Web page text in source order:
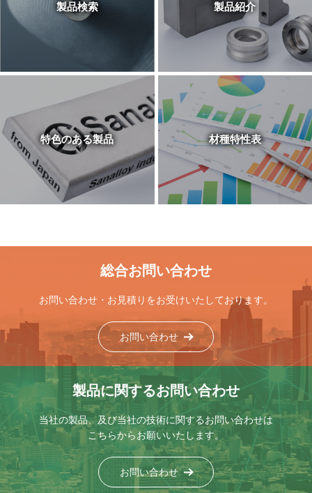
製品検索 製品紹介
特色のある製品 材種特性表
総合お問い合わせ
お問い合わせ・お見積りをお受けいたしております。
お問い合わせ
製品に関するお問い合わせ
当社の製品、及び当社の技術に関するお問い合わせは
こちらからお願いいたします。
お問い合わせ